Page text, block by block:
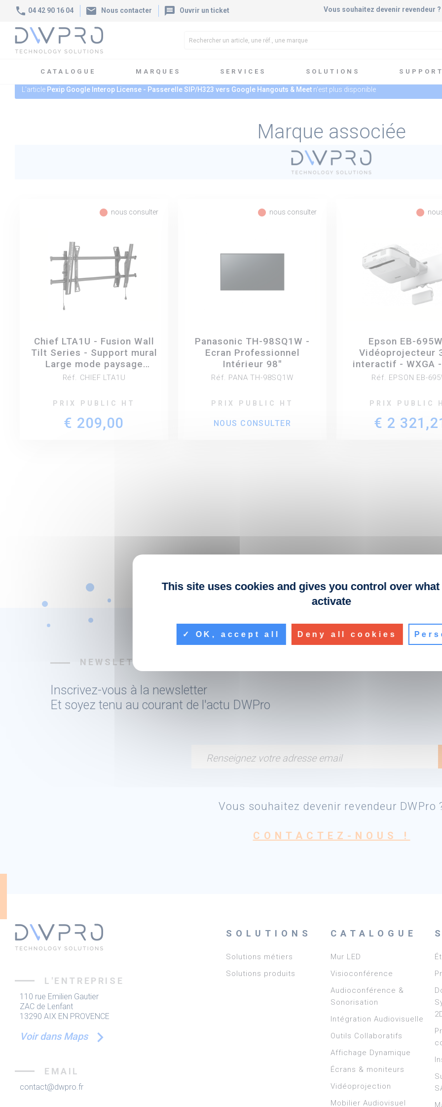
phone 04 42 90 16 04 mail Nous contacter message Ouvrir un ticket Vous souhaitez devenir revendeur ?
CATALOGUE MARQUES SERVICES SOLUTIONS SUPPORT
L'article Pexip Google Interop License - Passerelle SIP/H323 vers Google Hangouts & Meetn'est plus disponible
Marque associée
fiber_manual_record nous consulter
Chief LTA1U - Fusion Wall
Tilt Series - Support mural
Large mode paysage
inclinable pour écrans de
Réf. CHIEF LTA1U
PRIX PUBLIC HT
€ 209,00
fiber_manual_record nous consulter
Panasonic TH-98SQ1W -
Ecran Professionnel
Intérieur 98"
Réf. PANA TH-98SQ1W
PRIX PUBLIC HT
NOUS CONSULTER
fiber_manual_record
Epson EB-
Vidéoprojecteur
interactif - WXGA
Lumens
Réf. EPSON EB-
PRIX PUBLIC
€ 2
NEWSLETTER
Inscrivez-vous à la newsletter
Et soyez tenu au courant de l'actu DWPro
Renseignez votre adresse email
Vous souhaitez devenir revendeur DWPro
CONTACTEZ-NOUS !
L'ENTREPRISE
110 rue Emilien Gautier
ZAC de Lenfant
13290 AIX EN PROVENCE
Voir dans Maps
EMAIL
contact@dwpro.fr
SOLUTIONS
Solutions métiers
Solutions produits
CATALOGUE
Mur LED
Visioconférence
Audioconférence &
Sonorisation
Intégration Audiovisuelle
Outils Collaboratifs
Affichage Dynamique
Écrans & moniteurs
Vidéoprojection
Mobilier Audiovisuel
This site uses cookies and gives you control over
activate
OK, accept all Deny all cookies